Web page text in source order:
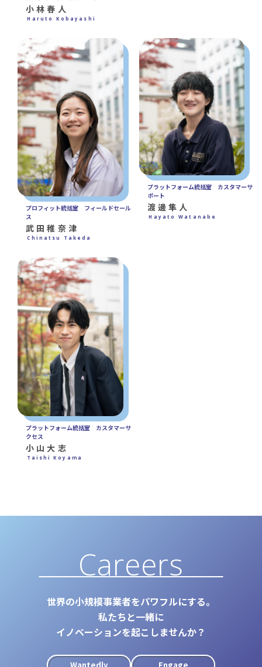
小林春人
Haruto Kobayashi
プロフィット統括室 フィールドセール
ス
武田稚奈津
Chinatsu Takeda
プラットフォーム統括室 カスタマーサ
ポート
渡邊隼人
Hayato Watanabe
プラットフォーム統括室 カスタマーサ
クセス
小山大志
Taishi Koyama
Careers
世界の小規模事業者をパワフルにする。
私たちと一緒に
イノベーションを起こしませんか？
Wantedly Engage